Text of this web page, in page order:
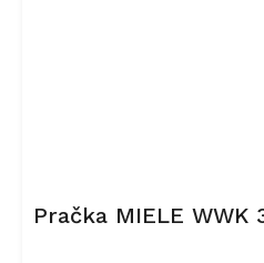
Pračka MIELE WWK